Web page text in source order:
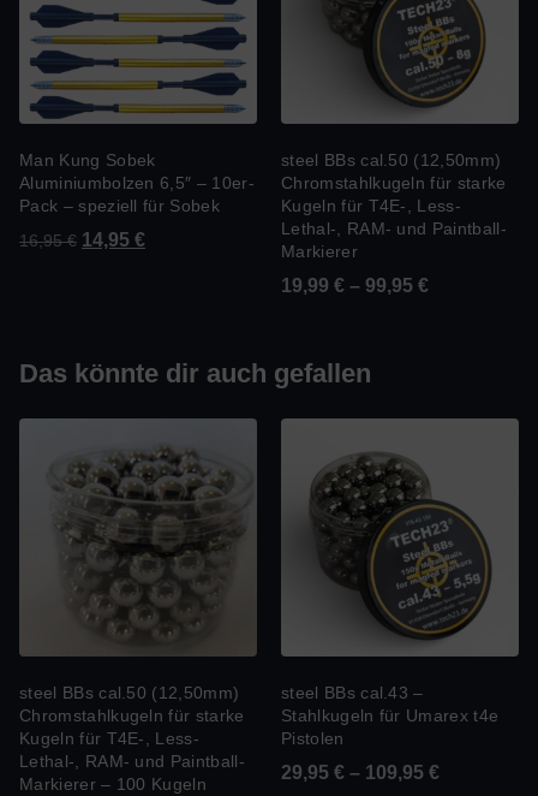
Man Kung Sobek
Aluminiumbolzen 6,5″ – 10er-
Pack – speziell für Sobek
16,95€ 14,95 €
steel BBs cal.50 (12,50mm)
Chromstahlkugeln für starke
Kugeln für T4E-, Less-
Lethal-, RAM- und Paintball-
Markierer
19,99 € – 99,95 €
Das könnte dir auch gefallen
steel BBs cal.50 (12,50mm)
Chromstahlkugeln für starke
Kugeln für T4E-, Less-
Lethal-, RAM- und Paintball-
Markierer – 100 Kugeln
steel BBs cal.43 –
Stahlkugeln für Umarex t4e
Pistolen
29,95 € – 109,95 €